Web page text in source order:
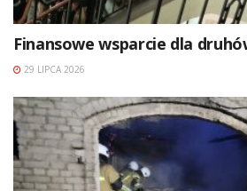
Finansowe wsparcie dla
29 LIPCA 2026